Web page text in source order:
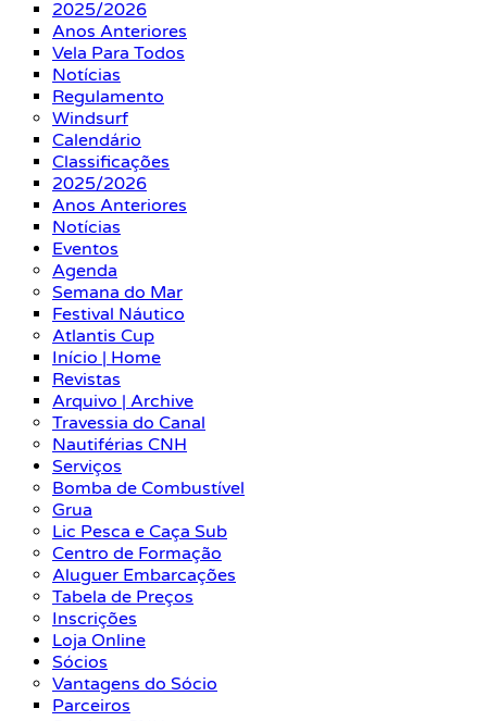
2025/2026
Anos Anteriores
Vela Para Todos
Notícias
Regulamento
Windsurf
Calendário
Classificações
2025/2026
Anos Anteriores
Notícias
Eventos
Agenda
Semana do Mar
Festival Náutico
Atlantis Cup
Início | Home
Revistas
Arquivo | Archive
Travessia do Canal
Nautiférias CNH
Serviços
Bomba de Combustível
Grua
Lic Pesca e Caça Sub
Centro de Formação
Aluguer Embarcações
Tabela de Preços
Inscrições
Loja Online
Sócios
Vantagens do Sócio
Parceiros